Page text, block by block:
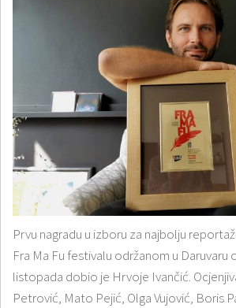
Prvu nagradu u izboru za najbolju
Fra Ma Fu festivalu održanom u Daruvaru
listopada dobio je Hrvoje Ivančić.
Petrović, Mato Pejić, Olga Vujović, Boris